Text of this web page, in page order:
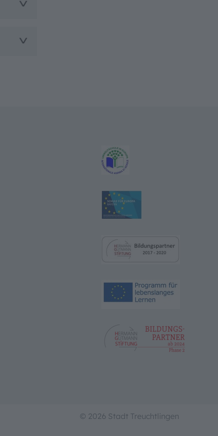
© 2026 Stadt Treuchtlingen